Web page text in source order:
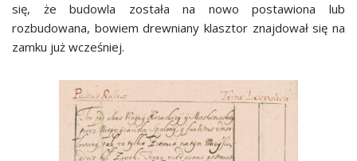
się, że budowla została na nowo postawiona lub
rozbudowana, bowiem drewniany klasztor znajdował się na
zamku już wcześniej.